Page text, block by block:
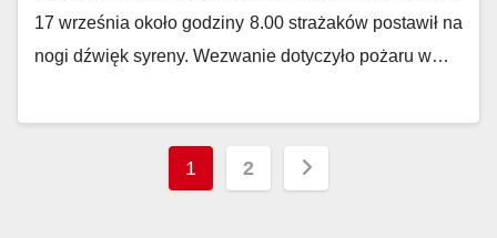
17 września około godziny 8.00 strażaków postawił na
nogi dźwięk syreny. Wezwanie dotyczyło pożaru w…
Stronicowanie
1 2